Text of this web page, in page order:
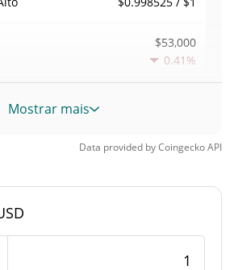
$53,000
0.41%
key USDT
Mostrar mais
Data provided byCoingeckoAPI